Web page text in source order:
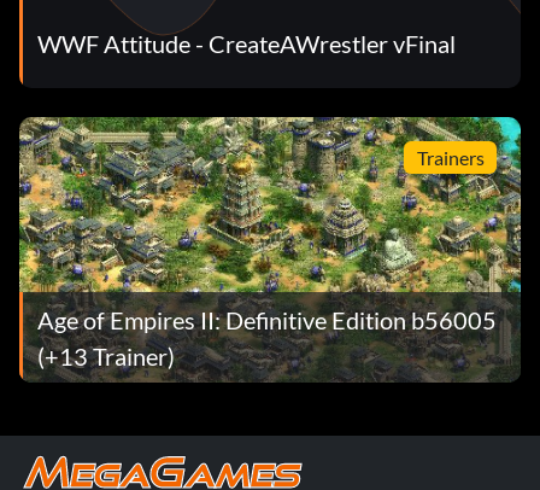
WWF Attitude - CreateAWrestler vFinal
Trainers
Age of Empires II: Definitive Edition b56005
(+13 Trainer)